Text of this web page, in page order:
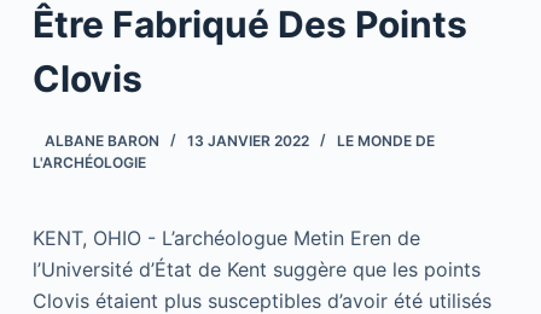
o
n
Être Fabriqué Des Points
Clovis
ALBANE BARON 13 JANVIER 2022
LE MONDE DE
L'ARCHÉOLOGIE
KENT, OHIO - L’archéologue Metin Eren de
l’Université d’État de Kent suggère que les points
Clovis étaient plus susceptibles d’avoir été utilisés